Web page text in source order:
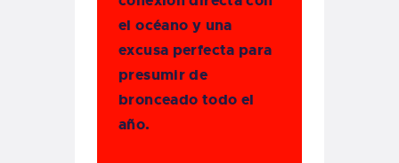
el océano y una
excusa perfecta para
presumir de
bronceado todo el
año.